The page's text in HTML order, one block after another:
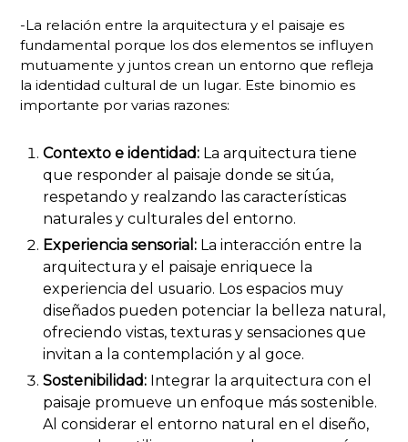
-La relación entre la arquitectura y el paisaje es
fundamental porque los dos elementos se influyen
mutuamente y juntos crean un entorno que refleja
la identidad cultural de un lugar. Este binomio es
importante por varias razones:
Contexto e identidad: La arquitectura tiene
que responder al paisaje donde se sitúa,
respetando y realzando las características
naturales y culturales del entorno.
Experiencia sensorial: La interacción entre la
arquitectura y el paisaje enriquece la
experiencia del usuario. Los espacios muy
diseñados pueden potenciar la belleza natural,
ofreciendo vistas, texturas y sensaciones que
invitan a la contemplación y al goce.
Sostenibilidad: Integrar la arquitectura con el
paisaje promueve un enfoque más sostenible.
Al considerar el entorno natural en el diseño,